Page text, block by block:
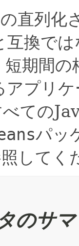
直列化
換で
期間
プリ
ての
パッ
してく
のサ